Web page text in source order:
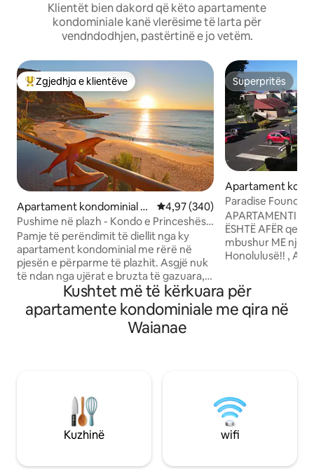
Klientët bien dakord që këto apartamente
kondominiale kanë vlerësime të larta për
vendndodhjen, pastërtinë e jo vetëm.
Më të mirat e zgjedhjeve të klientëve
Zgjedhja e klientëve
Apartament kondominial n
ë Makaha
Vlerësimi mesatar 4,97 nga 5,
4,97 (340)
Pushime në plazh - Kondo e Princeshës
Hauaiane
Pamje të perëndimit të diellit nga ky
apartament kondominial me rërë në
pjesën e përparme të plazhit. Asgjë nuk
të ndan nga ujërat e bruzta të gazuara,
por gjurmët e këmbëve në rërë. Ballkoni
është lartësia ideale për shikimin e
breshkave. Nga nëntori deri në prill
mund të dallosh një balenë. Kjo tokë e
sërf drejt e nga dera jote. Zgjimi në
ritmin e oqeanit mund të ndryshojë
jetën tuaj përgjithmonë.
Superpritës
Superpritës
Apartament
Waianae
Paradise Found
Condo
APARTAMENTI
ËSHTË AFËR
mbushur ME
Honolulusë!! ,
10 minuta më
famshëm
ta shohësh oqeanin nga
ana
tenisi, fushë
shtigje për ecje/vrapim.
dhe lavatriçe/
plotë.
Kushtet më të kërkuara për
apartamente kondominiale me qira në
Waianae
Kuzhinë wifi